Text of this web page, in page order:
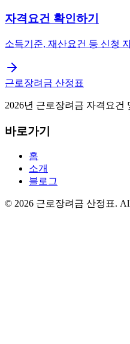
자격요건 확인하기
소득기준, 재산요건 등 신청
근로장려금 산정표
2026년 근로장려금 자격요건
바로가기
홈
소개
블로그
© 2026 근로장려금 산정표.